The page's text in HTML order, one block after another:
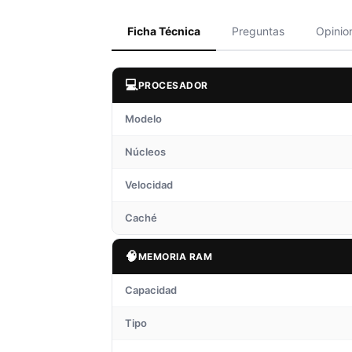
Ficha Técnica Preguntas
💻PROCESADOR
Modelo
Núcleos
Velocidad
Caché
🧠MEMORIA RAM
Capacidad
Tipo